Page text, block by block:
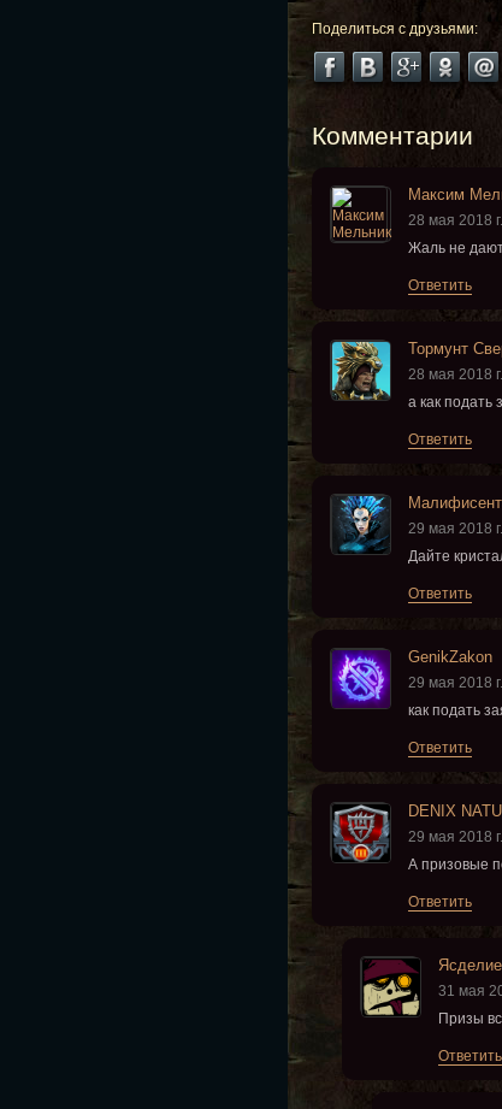
Поделиться с друзьями:
Комментарии
Максим
28 мая 2018
Жаль не
Ответить
Тормунт
28 мая 2018
а как подать
Ответить
29 мая 2018
Дайте
Ответить
GenikZakon
29 мая 2018
как подать
Ответить
DENIХ
29 мая 2018
А призовые
Ответить
Ясделие
31 мая
Призы
Ответить